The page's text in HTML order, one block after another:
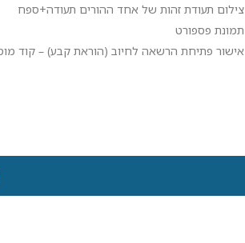
צילום תעודת זהות של אחד ההורים תעודה+ספח
תמונת פספורט
אישור פתיחת הרשאה לחיוב (הוראת קבע) – קוד מוסד של מדרשית נעם